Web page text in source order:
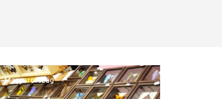
Magyarország